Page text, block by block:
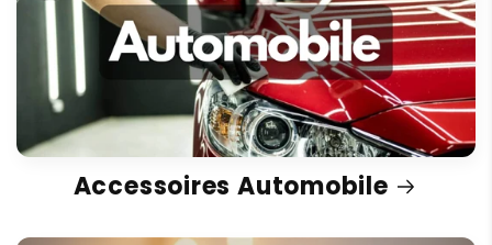
Accessoires Automobile